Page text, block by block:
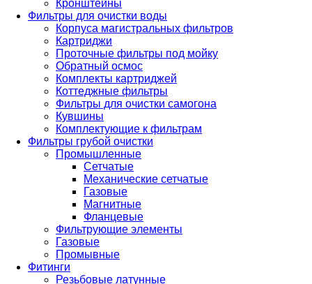
Кронштейны
Фильтры для очистки воды
Корпуса магистральных фильтров
Картриджи
Проточные фильтры под мойку
Обратный осмос
Комплекты картриджей
Коттеджные фильтры
Фильтры для очистки самогона
Кувшины
Комплектующие к фильтрам
Фильтры грубой очистки
Промышленные
Сетчатые
Механические сетчатые
Газовые
Магнитные
Фланцевые
Фильтрующие элементы
Газовые
Промывные
Фитинги
Резьбовые латунные